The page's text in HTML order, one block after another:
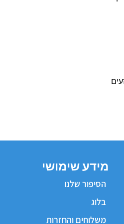
מידע שימושי
הסיפור שלנו
בלוג
משלוחים והחזרות